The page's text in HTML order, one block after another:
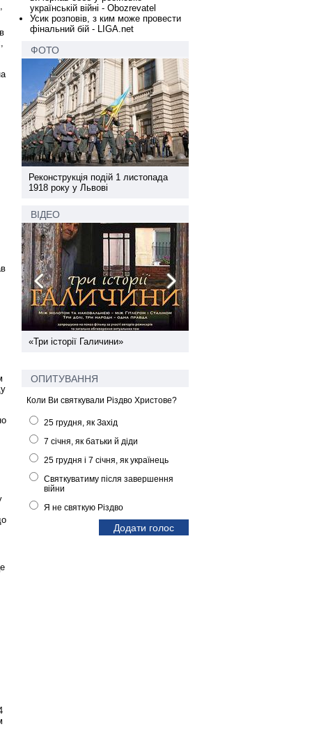
українській війні - Obozrevatel
Усик розповів, з ким може провести
фінальний бій - LIGA.net
ФОТО
Реконструкція подій 1 листопада
1918 року у Львові
ВІДЕО
«Три історії Галичини»
ОПИТУВАННЯ
Коли Ви святкували Різдво Христове?
25 грудня, як Захід
7 січня, як батьки й діди
25 грудня і 7 січня, як українець
Святкуватиму після завершення
війни
Я не святкую Різдво